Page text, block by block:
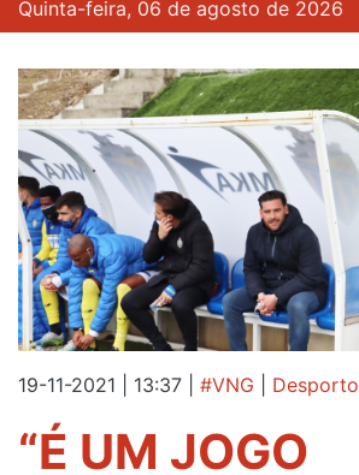
Quinta-feira, 06 de agosto de 2026
19-11-2021 | 13:37 #VNG Desporto
“É UM JOGO